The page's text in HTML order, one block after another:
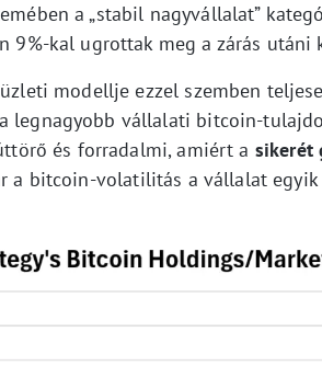
a „stabil nagyvállalat”
9%-kal ugrottak meg a zárás utáni
modellje ezzel szemben
legnagyobb vállalati bitcoin-
és forradalmi, amiért a sikerét
a bitcoin-volatilitás a vállalat egyik